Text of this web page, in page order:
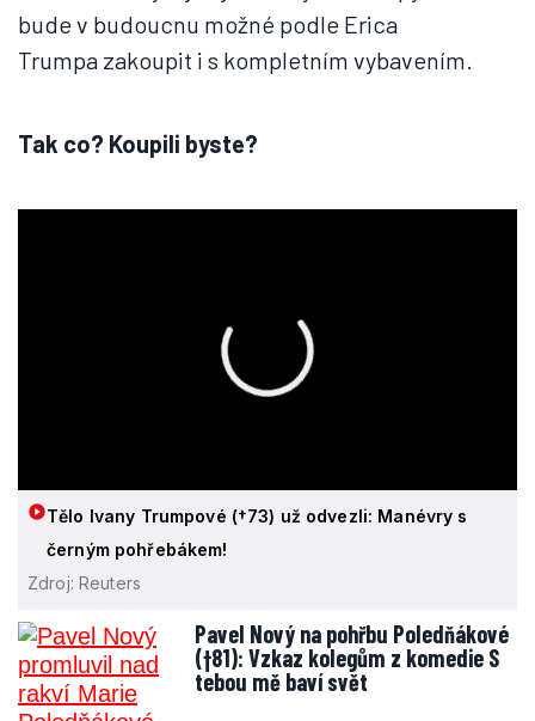
bude v budoucnu možné podle Erica
Trumpa zakoupit i s kompletním vybavením.
Tak co? Koupili byste?
Tělo Ivany Trumpové (†73) už odvezli: Manévry s
černým pohřebákem!
Zdroj: Reuters
Pavel Nový na pohřbu Poledňákové
(†81): Vzkaz kolegům z komedie S
tebou mě baví svět